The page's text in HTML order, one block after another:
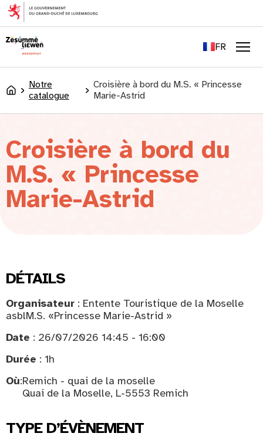
principal
FR
LU
Accueil
Notre
catalogue
Croisière à bord du M.S. « Princesse
Marie-Astrid
Croisière à bord du
M.S. « Princesse
Marie-Astrid
DÉTAILS
Organisateur : Entente Touristique de la Moselle
asblM.S. «Princesse Marie-Astrid »
Date : 26/07/2026 14:45 - 16:00
Durée : 1h
Où:Remich - quai de la moselle
Quai de la Moselle, L-5553 Remich
TYPE D’ÉVÈNEMENT